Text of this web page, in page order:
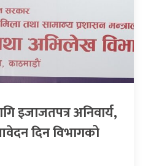
इजाजतपत्र अनिवार्य,
दिन विभागको